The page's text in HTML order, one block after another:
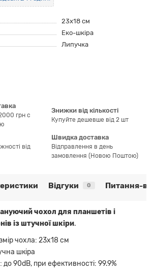
23х18 см
Еко-шкіра
Липучка
грн с
Знижки від кількості
Купуйте дешевше від 2 шт
від
Швидка доставка
Відправлення в день
замовлення (Новою Поштою)
Відгуки 0 Питання-
чохол для планшетів і
із штучної шкіри.
чохла: 23х18 см
шкіра
90dB, при ефективності: 99.9%